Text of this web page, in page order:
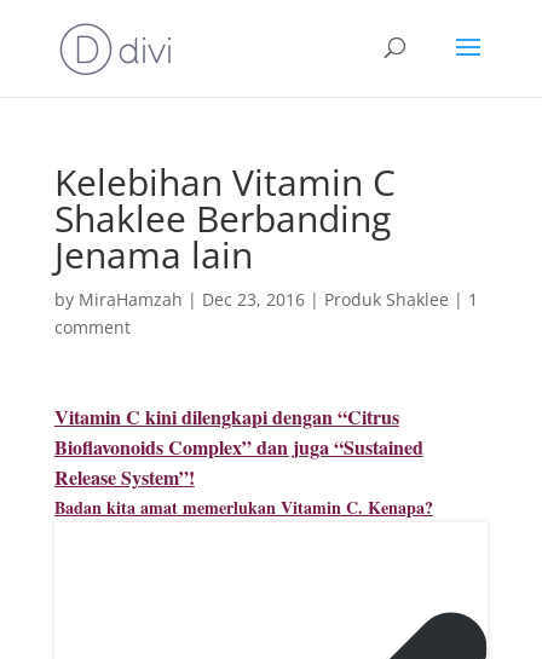
Kelebihan Vitamin C
Shaklee Berbanding
Jenama lain
by MiraHamzah | Dec 23, 2016| Produk Shaklee | 1
comment
Vitamin C kini dilengkapi dengan “Citrus
Bioflavonoids Complex” dan juga “Sustained
Release System”!
Badan kita amat memerlukan Vitamin C. Kenapa?